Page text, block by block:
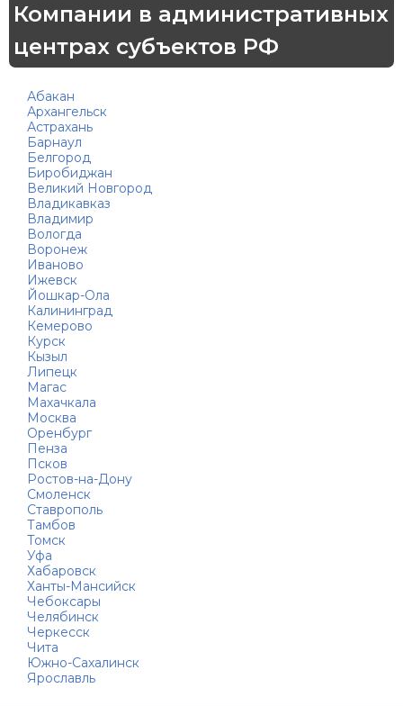
Компании в административных
центрах субъектов РФ
Абакан
Архангельск
Астрахань
Барнаул
Белгород
Биробиджан
Великий Новгород
Владикавказ
Владимир
Вологда
Воронеж
Иваново
Ижевск
Йошкар-Ола
Калининград
Кемерово
Курск
Кызыл
Липецк
Магас
Махачкала
Москва
Оренбург
Пенза
Псков
Ростов-на-Дону
Смоленск
Ставрополь
Тамбов
Томск
Уфа
Хабаровск
Ханты-Мансийск
Чебоксары
Челябинск
Черкесск
Чита
Южно-Сахалинск
Ярославль